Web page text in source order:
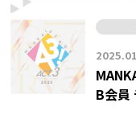
B会員